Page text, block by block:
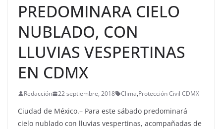
PREDOMINARA CIELO
NUBLADO, CON
LLUVIAS VESPERTINAS
EN CDMX
Redacción 22 septiembre, 2018 Clima,Protección Civil CDMX
Ciudad de México.– Para este sábado predominará
cielo nublado con lluvias vespertinas, acompañadas de